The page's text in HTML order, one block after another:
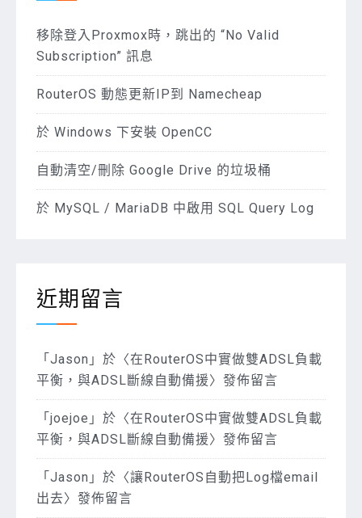
移除登入Proxmox時，跳出的 “No Valid
Subscription” 訊息
RouterOS 動態更新IP到 Namecheap
於 Windows 下安裝 OpenCC
自動清空/刪除 Google Drive 的垃圾桶
於 MySQL / MariaDB 中啟用 SQL Query Log
近期留言
「 Jason 」於〈在RouterOS中實做雙ADSL負載
平衡，與ADSL斷線自動備援〉發佈留言
「 joejoe 」於〈在RouterOS中實做雙ADSL負載
平衡，與ADSL斷線自動備援〉發佈留言
「 Jason 」於〈讓RouterOS自動把Log檔email
出去〉發佈留言